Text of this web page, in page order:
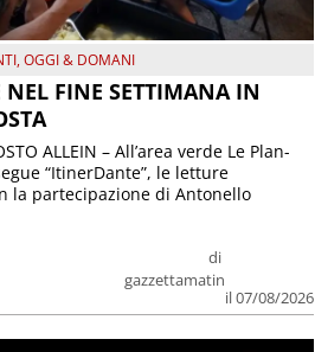
,OGGI & DOMANI
NEL FINE SETTIMANA IN
di
gazzettamatin
il 07/08/2026
ALLEIN – All’area verde Le Plan-
“ItinerDante”, le letture
la partecipazione di Antonello